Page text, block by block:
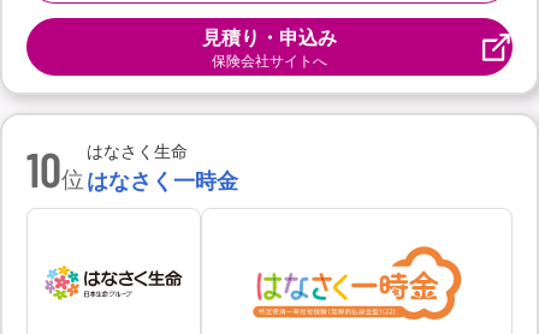
見積り・申込み
保険会社サイトへ
10位
はなさく生命
はなさく一時金